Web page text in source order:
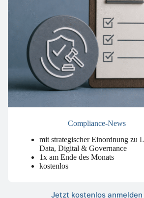
mit strategischer Einordnung zu
Data, Digital & Governance
1x am Ende des Monats